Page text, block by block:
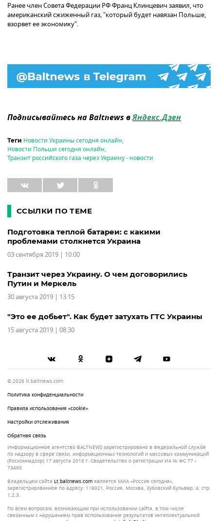
Ранее член Совета Федерации РФ Франц Клинцевич заявил, что
американский сжиженный газ, "который будет навязан Польше,
взорвет ее экономику".
Подписывайтесь на Baltnews вЯндекс.Дзен
Теги Новости Украины сегодня онлайн,
Новости Польши сегодня онлайн,
Транзит российского газа через Украину - новости
ССЫЛКИ ПО ТЕМЕ
Подготовка теплой батареи: с какими
проблемами столкнется Украина
03 сентября 2019 | 10:00
Транзит через Украину. О чем договорились
Путин и Меркель
30 августа 2019 | 13:15
"Это ее добьет". Как будет затухать ГТС Украины
15 августа 2019 | 08:30
© 2026 lt.baltnews.com
Политика конфиденциальности
Правила использования «cookie»
Настройки отслеживания
Обратная связь
Информационное агентство BALTNEWS зарегистрировано в Федеральной службе
по надзору в сфере связи, информационных технологий и массовых коммуникаций
(Роскомнадзор) 17 августа 2018 г. Свидетельство о регистрации ИА № ФС 77 -
73480
Владельцем сайта lt.baltnews.com является МИА «Россия сегодня»,
зарегистрированное по адресу: 119021, Россия, Москва, Зубовский бульвар, 4, стр.
1,2.3.
По всем вопросам, возникающим при использовании сайта, в том числе
связанным с нарушением прав использования результатов интеллектуальной